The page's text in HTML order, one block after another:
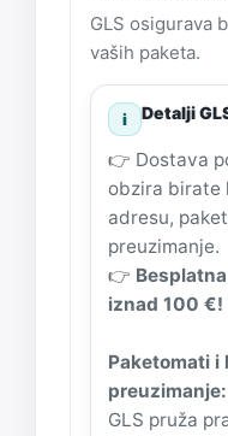
GLS osigurava
vaših paketa.
i Detalji
👉 Dostava
obzira birate
adresu,
preuzimanje.
👉
iznad 100 €!
Paketomati i
preuzimanje:
GLS pruža